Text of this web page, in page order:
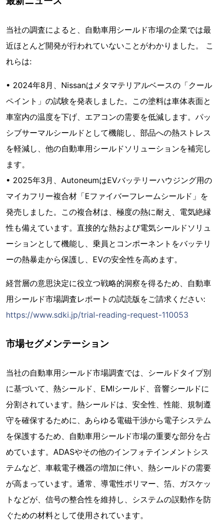
当社の調査によると、自動車用シールド市場の企業では最
近ほとんど開発が行われていないことがわかりました。 こ
れらは:
• 2024年8月、Nissanはメタマテリアルベースの「クール
ペイント」の試験を発表しました。この塗料は車体表面と
車室内の温度を下げ、エアコンの需要を低減します。パッ
シブサーマルシールドとして機能し、部品への熱ストレス
を軽減し、他の自動車用シールドソリューションを補完し
ます。
• 2025年3月、AutoneumはEVバッテリーハウジング用の
マイカフリー複合材「Eファイバーフレームシールド」を
発売しました。この複合材は、極度の熱に耐え、電気絶縁
性も備えています。直接的な熱および電気シールドソリュ
ーションとして機能し、乗員とコンポーネントをバッテリ
ーの熱暴走から保護し、EVの安全性を高めます。
経営層の意思決定に役立つ戦略的洞察を得るため、自動車
用シールド市場調査レポートの試読版をご請求ください:
https://www.sdki.jp/trial-reading-request-110053
市場セグメンテーション
当社の自動車用シールド市場調査では、シールドタイプ別
に基づいて、熱シールド、EMIシールド、音響シールドに
分割されています。熱シールドは、安全性、性能、規制遵
守を確保するために、あらゆる電磁干渉から電子システム
を保護するため、自動車用シールド市場の重要な部分を占
めています。ADASやその他のインフォテインメントシス
テムなど、車載電子機器の増加に伴い、熱シールドの需要
が高まっています。通常、導電性ポリマー、箔、ガスケッ
トなどが、信号の整合性を維持し、システムの誤動作を防
ぐための材料として使用されています。